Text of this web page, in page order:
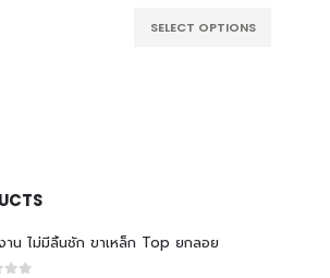
SELECT OPTIONS
าน ไม่มีลิ้นชัก ขาเหล็ก Top ยกลอย